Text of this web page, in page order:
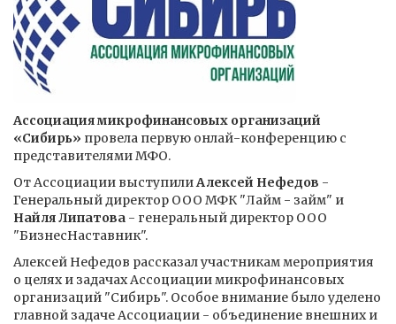
Ассоциация микрофинансовых организаций
«Сибирь» провела первую онлай-конференцию с
представителями МФО.
От Ассоциации выступилиАлексей Нефедов -
Генеральный директор ООО МФК "Лайм - займ" и
Найля Липатова - генеральный директор ООО
"БизнесНаставник".
Алексей Нефедов рассказал участникам мероприятия
о целях и задачах Ассоциации микрофинансовых
организаций "Сибирь". Особое внимание было уделено
главной задаче Ассоциации - объединение внешних и